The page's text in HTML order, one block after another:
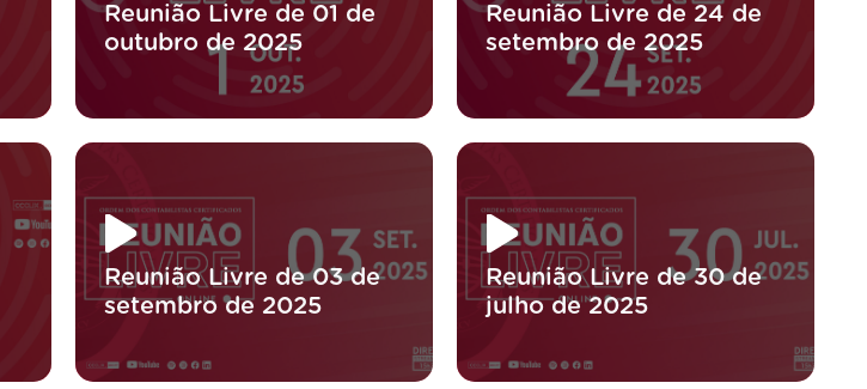
Reunião Livre de 01 de
outubro de 2025
Reunião Livre de 24 de
setembro de 2025
Reunião Livre de 03 de
setembro de 2025
Reunião Livre de 30 de
julho de 2025